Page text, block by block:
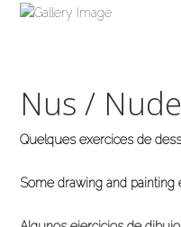
Nus /
Quelques exercices de
Some drawing and